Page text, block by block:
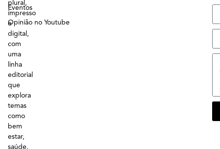
plural,
impresso
e
digital,
com
uma
linha
editorial
que
explora
temas
como
bem
estar,
saúde,
Eventos
Opinião no Youtube